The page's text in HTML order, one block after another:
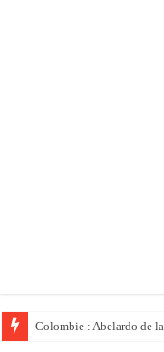
Colombie : Abelardo de